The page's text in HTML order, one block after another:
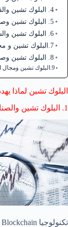
4. البلوك تشين والقانون والمحاماة
5. البلوك تشين وصناعة Cryptocurrency للصرافة
6. البلوك تشين والسياسة
7.البلوك تشين و مجال الشركات الناشئة
8. البلوك تشين وصناعة الفيديو
9.البلوك تشين ومجال التعليم
البلوك تشين لماذا
1. البلوك تشين والصناعة المصرفية